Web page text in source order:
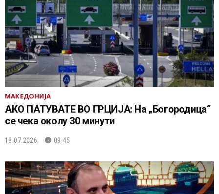
МАКЕДОНИЈА
АКО ПАТУВАТЕ ВО ГРЦИЈА: На „Богородица“
се чека околу 30 минути
18.07.2026. 09:45